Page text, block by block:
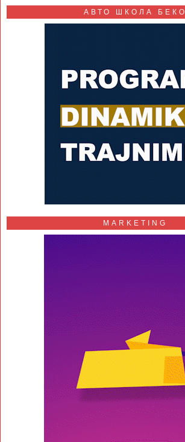
АВТО ШКОЛА БЕКО
MARKETING